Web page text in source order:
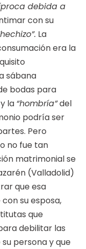
debida a
con su
La
era la
sábana
bodas para
la “hombría”del
podría ser
Pero
no fue tan
matrimonial se
(Valladolid)
que esa
su esposa,
que
debilitar las
persona y que